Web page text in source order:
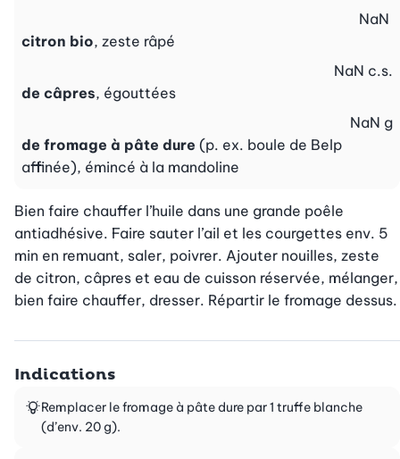
citron bio, zeste râpé
NaN
de câpres, égouttées
NaN c.s.
de fromage à pâte dure (p. ex. boule de Belp
affinée), émincé à la mandoline
NaN g
Bien faire chauffer l’huile dans une grande poêle
antiadhésive. Faire sauter l’ail et les courgettes env. 5
min en remuant, saler, poivrer. Ajouter nouilles, zeste
de citron, câpres et eau de cuisson réservée, mélanger,
bien faire chauffer, dresser. Répartir le fromage dessus.
Indications
Remplacer le fromage à pâte dure par 1 truffe blanche
(d’env. 20 g).